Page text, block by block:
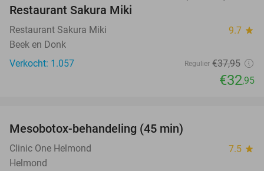
Restaurant Sakura Miki
Restaurant Sakura Miki 9.7 star
Beek en Donk
Verkocht: 1.057
Regulier €37,95
€32,95
TODAY
Mesobotox-behandeling (45 min)
Clinic One Helmond 7.5 star
Helmond